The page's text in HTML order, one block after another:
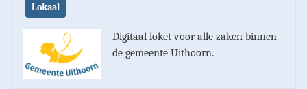
Lokaal
Digitaal loket voor alle zaken binnen
de gemeente Uithoorn.